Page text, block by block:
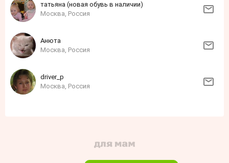
татьяна (новая обувь в наличии)
Москва, Россия
Анюта
Москва, Россия
driver_p
Москва, Россия